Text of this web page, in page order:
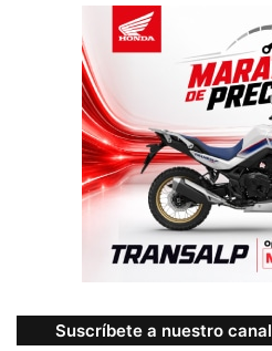
Suscríbete a nuestro canal